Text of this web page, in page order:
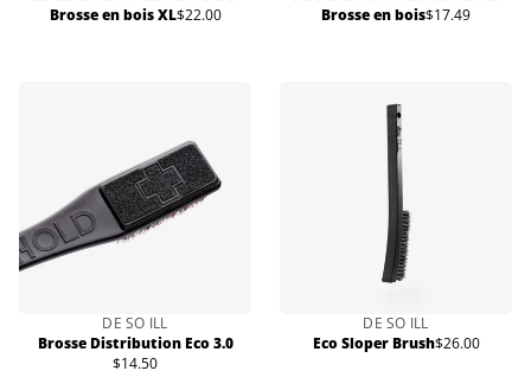
Brosse en bois XLPrix
$22.00
Brosse en boisPrix
$17.49
DE SO ILL
Brosse Distribution Eco 3.0
Prix
$14.50
DE SO ILL
Eco Sloper BrushPrix
$26.00